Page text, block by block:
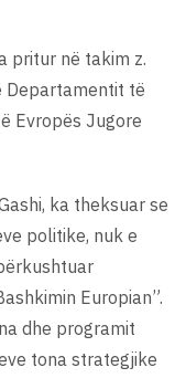
pritur në takim z.
Departamentit të
Evropës Jugore
ka theksuar se
politike, nuk e
Europian”.
dhe programit
tona strategjike